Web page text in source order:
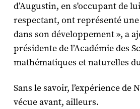
d’Augustin, en s'occupant de
respectant, ont représenté
dans son développement », a
présidente de l’Académie des
mathématiques et naturelles
Sans le savoir, l’expérience de
vécue avant, ailleurs.